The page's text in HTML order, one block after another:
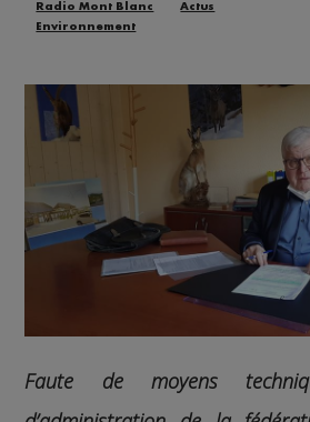
Radio Mont Blanc
Actus
Environnement
Faute de moyens